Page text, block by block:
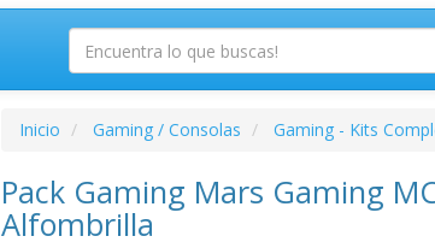
Inicio Gaming / Consolas Gaming - Kits
Pack Gaming Mars Gaming
Alfombrilla